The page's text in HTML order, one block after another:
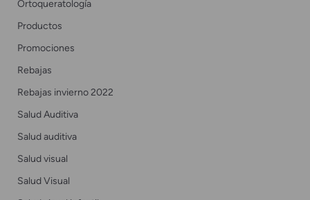
Ortoqueratología
Productos
Promociones
Rebajas
Rebajas invierno 2022
Salud Auditiva
Salud auditiva
Salud visual
Salud Visual